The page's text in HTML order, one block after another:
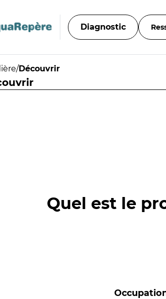
Diagnostic
/Découvrir
Quel est le